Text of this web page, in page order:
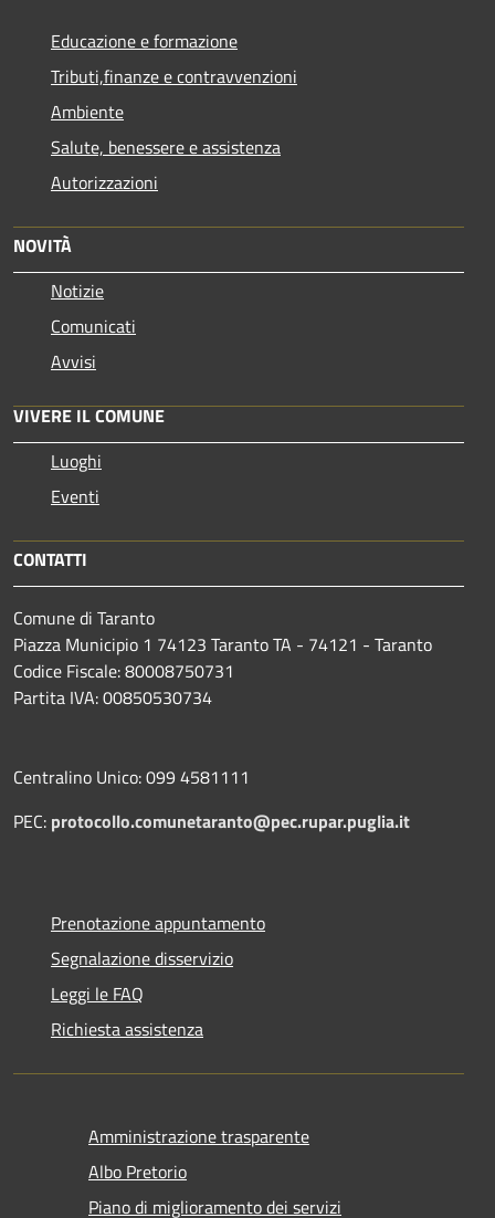
Educazione e formazione
Tributi,finanze e contravvenzioni
Ambiente
Salute, benessere e assistenza
Autorizzazioni
NOVITÀ
Notizie
Comunicati
Avvisi
VIVERE IL COMUNE
Luoghi
Eventi
CONTATTI
Comune di Taranto
Piazza Municipio 1 74123 Taranto TA - 74121 - Taranto
Codice Fiscale: 80008750731
Partita IVA: 00850530734
Centralino Unico: 099 4581111
PEC: protocollo.comunetaranto@pec.rupar.puglia.it
Prenotazione appuntamento
Segnalazione disservizio
Leggi le FAQ
Richiesta assistenza
Amministrazione trasparente
Albo Pretorio
Piano di miglioramento dei servizi